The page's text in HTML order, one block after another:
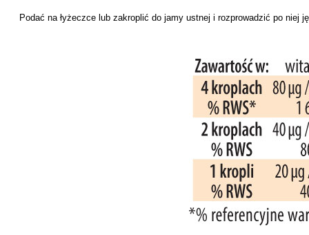
Podać na łyżeczce lub zakroplić do jamy ustnej i rozprowadzić po niej